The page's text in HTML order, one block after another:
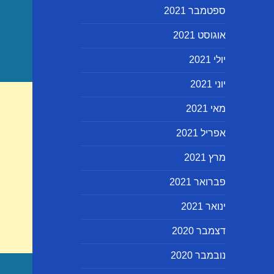
ספטמבר 2021
אוגוסט 2021
יולי 2021
יוני 2021
מאי 2021
אפריל 2021
מרץ 2021
פברואר 2021
ינואר 2021
דצמבר 2020
נובמבר 2020